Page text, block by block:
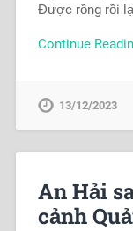
Được rồng rồi
Continue
13/12/2023
An Hải
cảnh